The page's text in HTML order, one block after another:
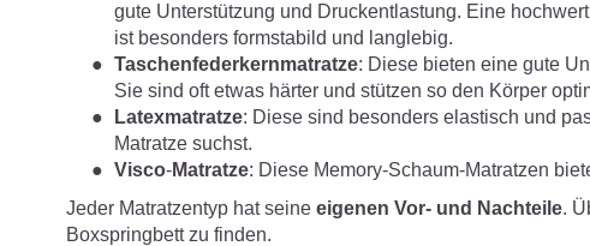
gute Unterstützung und Druckentlastung. Eine
ist besonders formstabild und langlebig.
Taschenfederkernmatratze: Diese bieten eine gute
Sie sind oft etwas härter und stützen so den Körper
Latexmatratze: Diese sind besonders elastisch und
Matratze suchst.
Visco-Matratze: Diese Memory-Schaum-Matratzen
Jeder Matratzentyp hat seine eigenen Vor- und Nachteile.
Boxspringbett zu finden.